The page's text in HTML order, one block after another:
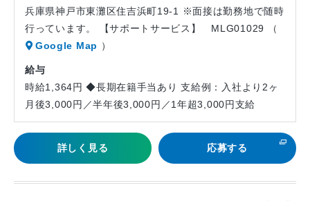
兵庫県神戸市東灘区住吉浜町19-1 ※面接は勤務地で随時
行っています。 【サポートサービス】 MLG01029 （
Google Map ）
給与
時給1,364円 ◆長期在籍手当あり 支給例：入社より2ヶ
月後3,000円／半年後3,000円／1年超3,000円支給
詳しく見る 応募する